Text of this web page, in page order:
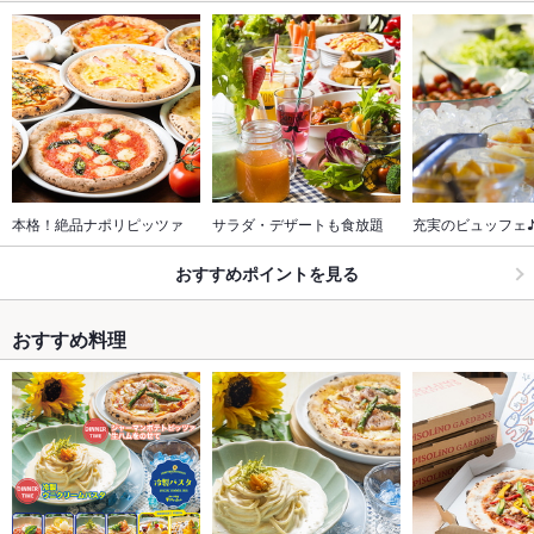
本格！絶品ナポリピッツァ サラダ・デザートも食放題 充実のビュッフェ
おすすめポイントを見る
おすすめ料理